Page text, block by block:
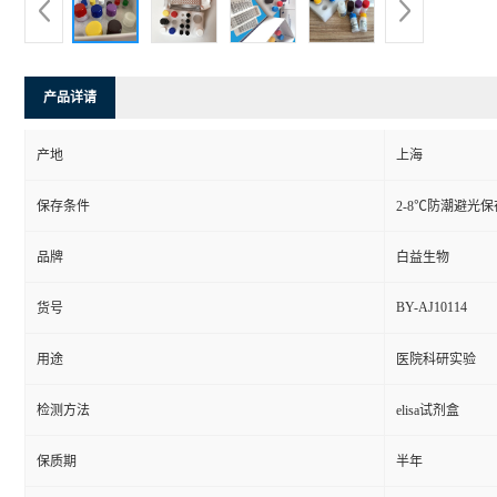
产品详请
产地 上海
保存条件 2-8℃防潮避光保
品牌 白益生物
货号 BY-AJ10114
用途 医院科研实验
检测方法 elisa试剂盒
保质期 半年